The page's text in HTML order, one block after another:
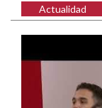
Actualidad